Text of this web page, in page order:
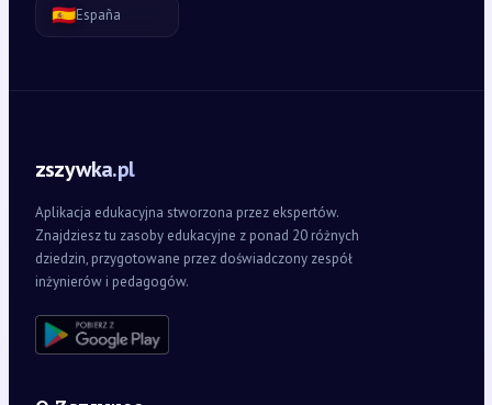
🇪🇸España
zszywka.pl
Aplikacja edukacyjna stworzona przez ekspertów.
Znajdziesz tu zasoby edukacyjne z ponad 20 różnych
dziedzin, przygotowane przez doświadczony zespół
inżynierów i pedagogów.